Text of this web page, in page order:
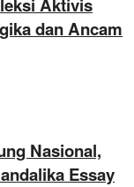
Aktivis
dan Ancam
Nasional,
Essay